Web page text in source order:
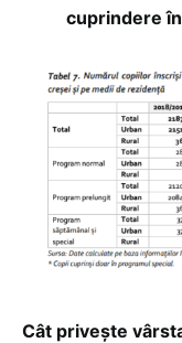
cuprindere
Cât privește